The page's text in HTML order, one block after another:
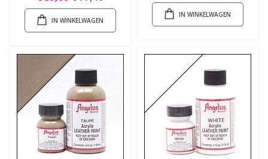
IN WINKELWAGEN
IN WINKELWAGEN